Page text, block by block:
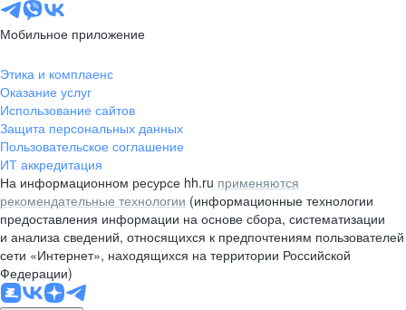
Мобильное приложение
Этика и комплаенс
Оказание услуг
Использование сайтов
Защита персональных данных
Пользовательское соглашение
ИТ аккредитация
На информационном ресурсе hh.ru применяются
рекомендательные технологии (информационные технологии
предоставления информации на основе сбора, систематизации
и анализа сведений, относящихся к предпочтениям пользователей
сети «Интернет», находящихся на территории Российской
Федерации)